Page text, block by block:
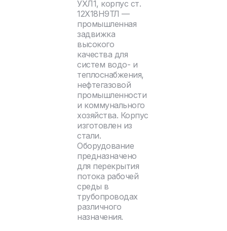
УХЛ1, корпус ст.
12Х18Н9ТЛ —
промышленная
задвижка
высокого
качества для
систем водо- и
теплоснабжения,
нефтегазовой
промышленности
и коммунального
хозяйства. Корпус
изготовлен из
стали.
Оборудование
предназначено
для перекрытия
потока рабочей
среды в
трубопроводах
различного
назначения.